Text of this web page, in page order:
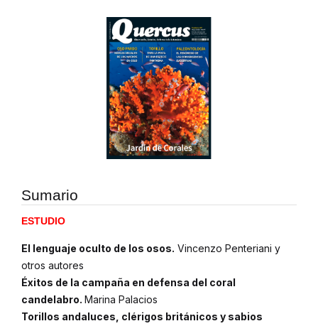
Sumario
ESTUDIO
El lenguaje oculto de los osos. Vincenzo Penteriani y
otros autores
Éxitos de la campaña en defensa del coral
candelabro. Marina Palacios
Torillos andaluces, clérigos británicos y sabios